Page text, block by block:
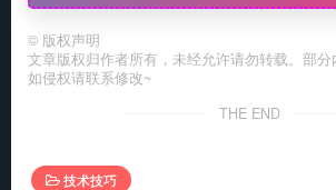
© 版权声明
文章版权归作者所有，未经允许请勿转载。部分
如侵权请联系修改~
THE END
技术技巧